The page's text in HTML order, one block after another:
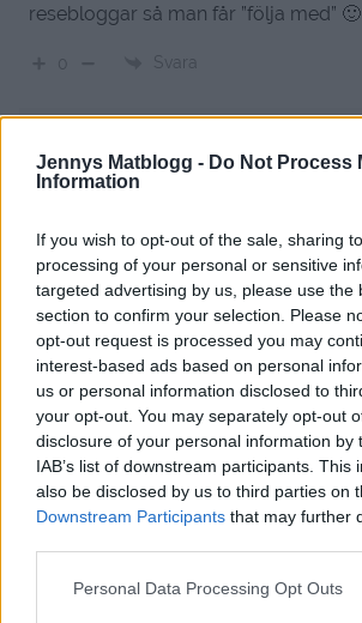
Jennys Matblogg - Do Not Process
Information
If you wish to opt-out of the sale, sharing
processing of your personal or sensitive
targeted advertising by us, please use the
section to confirm your selection. Please
opt-out request is processed you may
interest-based ads based on personal
us or personal information disclosed to
your opt-out. You may separately opt-out
disclosure of your personal information by
IAB’s list of downstream participants. This
also be disclosed by us to third parties on
Downstream Participants that may further
Personal Data Processing Opt Outs
resebloggar så man får ”följa med” 🙂
Svara
10 år sedan
Vi är jättesugna på att åka till
vackert! Jag skulle vilja höra om du
rekommendera att åka trots att vi har
och soya protein allergi. Jag är så
hända då vi har varit på resor till bla
och Grekland och det här med
tagits på allvar.. Är maten baserad på
soya olja?
Tack på förhand!